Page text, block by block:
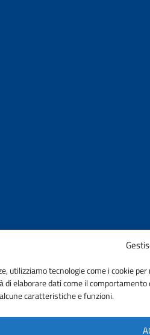
utilizziamo tecnologie come i cookie
elaborare dati come il
caratteristiche e funzioni.